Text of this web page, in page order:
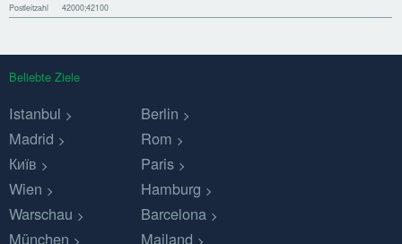
Postleitzahl
42000;42100
Beliebte Ziele
Istanbul
Berlin
Madrid
Rom
Київ
Paris
Wien
Hamburg
Warschau
Barcelona
München
Mailand